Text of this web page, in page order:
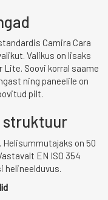
Camira Cara
Valikus on lisaks
Lite. Soovi korral saame
ning paneelile on
pilt.
struktuur
on 50
EN ISO 354
helineelduvus.